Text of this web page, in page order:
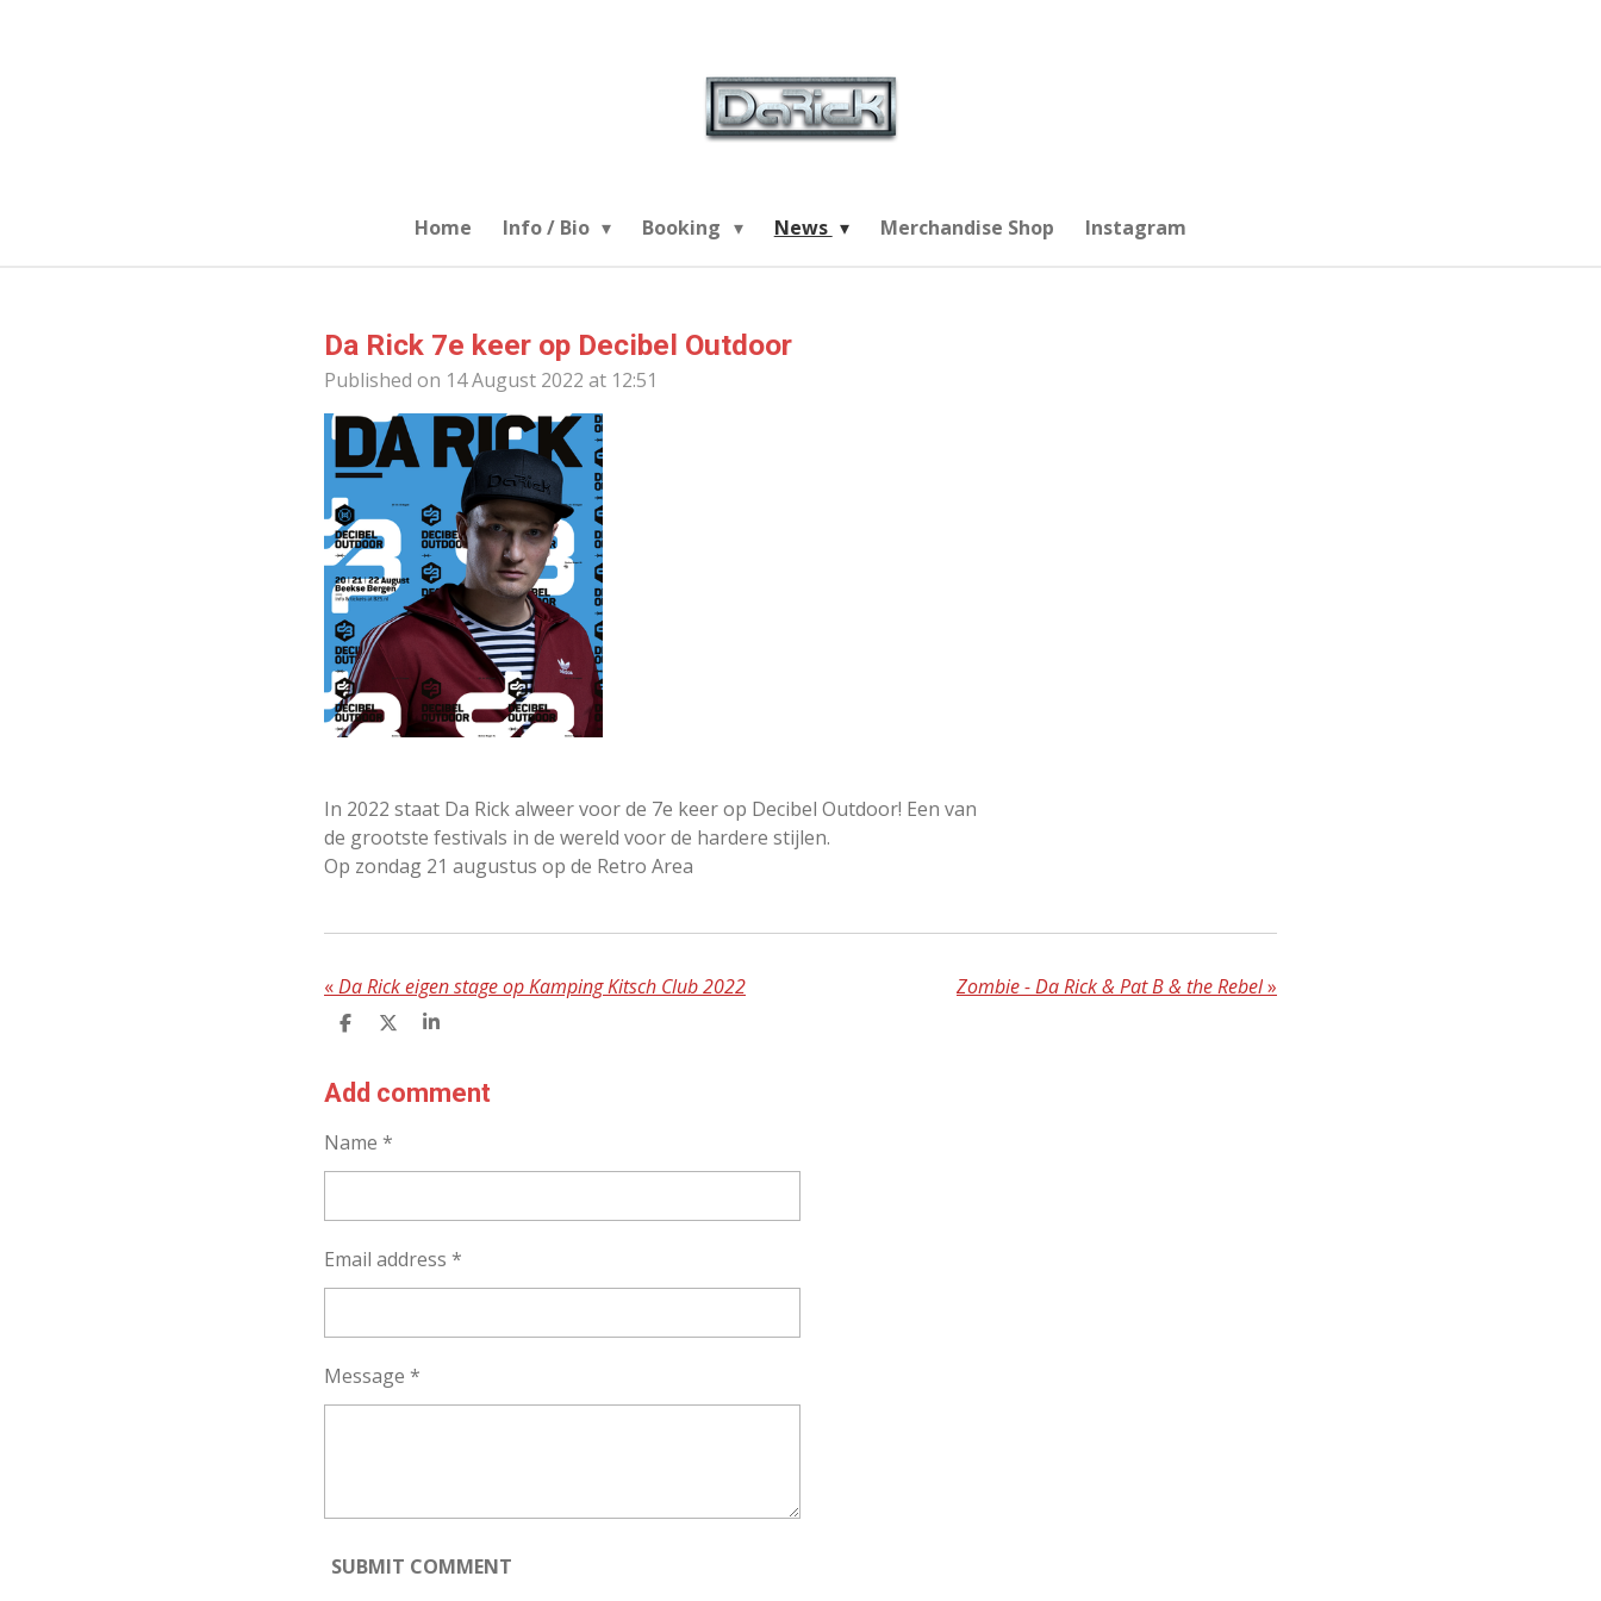
Home Info / Bio Booking News Merchandise Shop Instagram
Da Rick 7e keer op Decibel Outdoor
Published on 14 August 2022 at 12:51
In 2022 staat Da Rick alweer voor de 7e keer op Decibel Outdoor! Een van
de grootste festivals in de wereld voor de hardere stijlen.
Op zondag 21 augustus op de Retro Area
«Da Rick eigen stage op Kamping Kitsch Club 2022 Zombie - Da Rick & Pat B & the Rebel»
S
R
E
S
R
E
S
R
E
Add comment
Name *
Email address *
Message *
SUBMIT COMMENT